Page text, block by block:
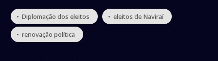
• Diplomação dos eleitos • eleitos de Naviraí
• renovação política